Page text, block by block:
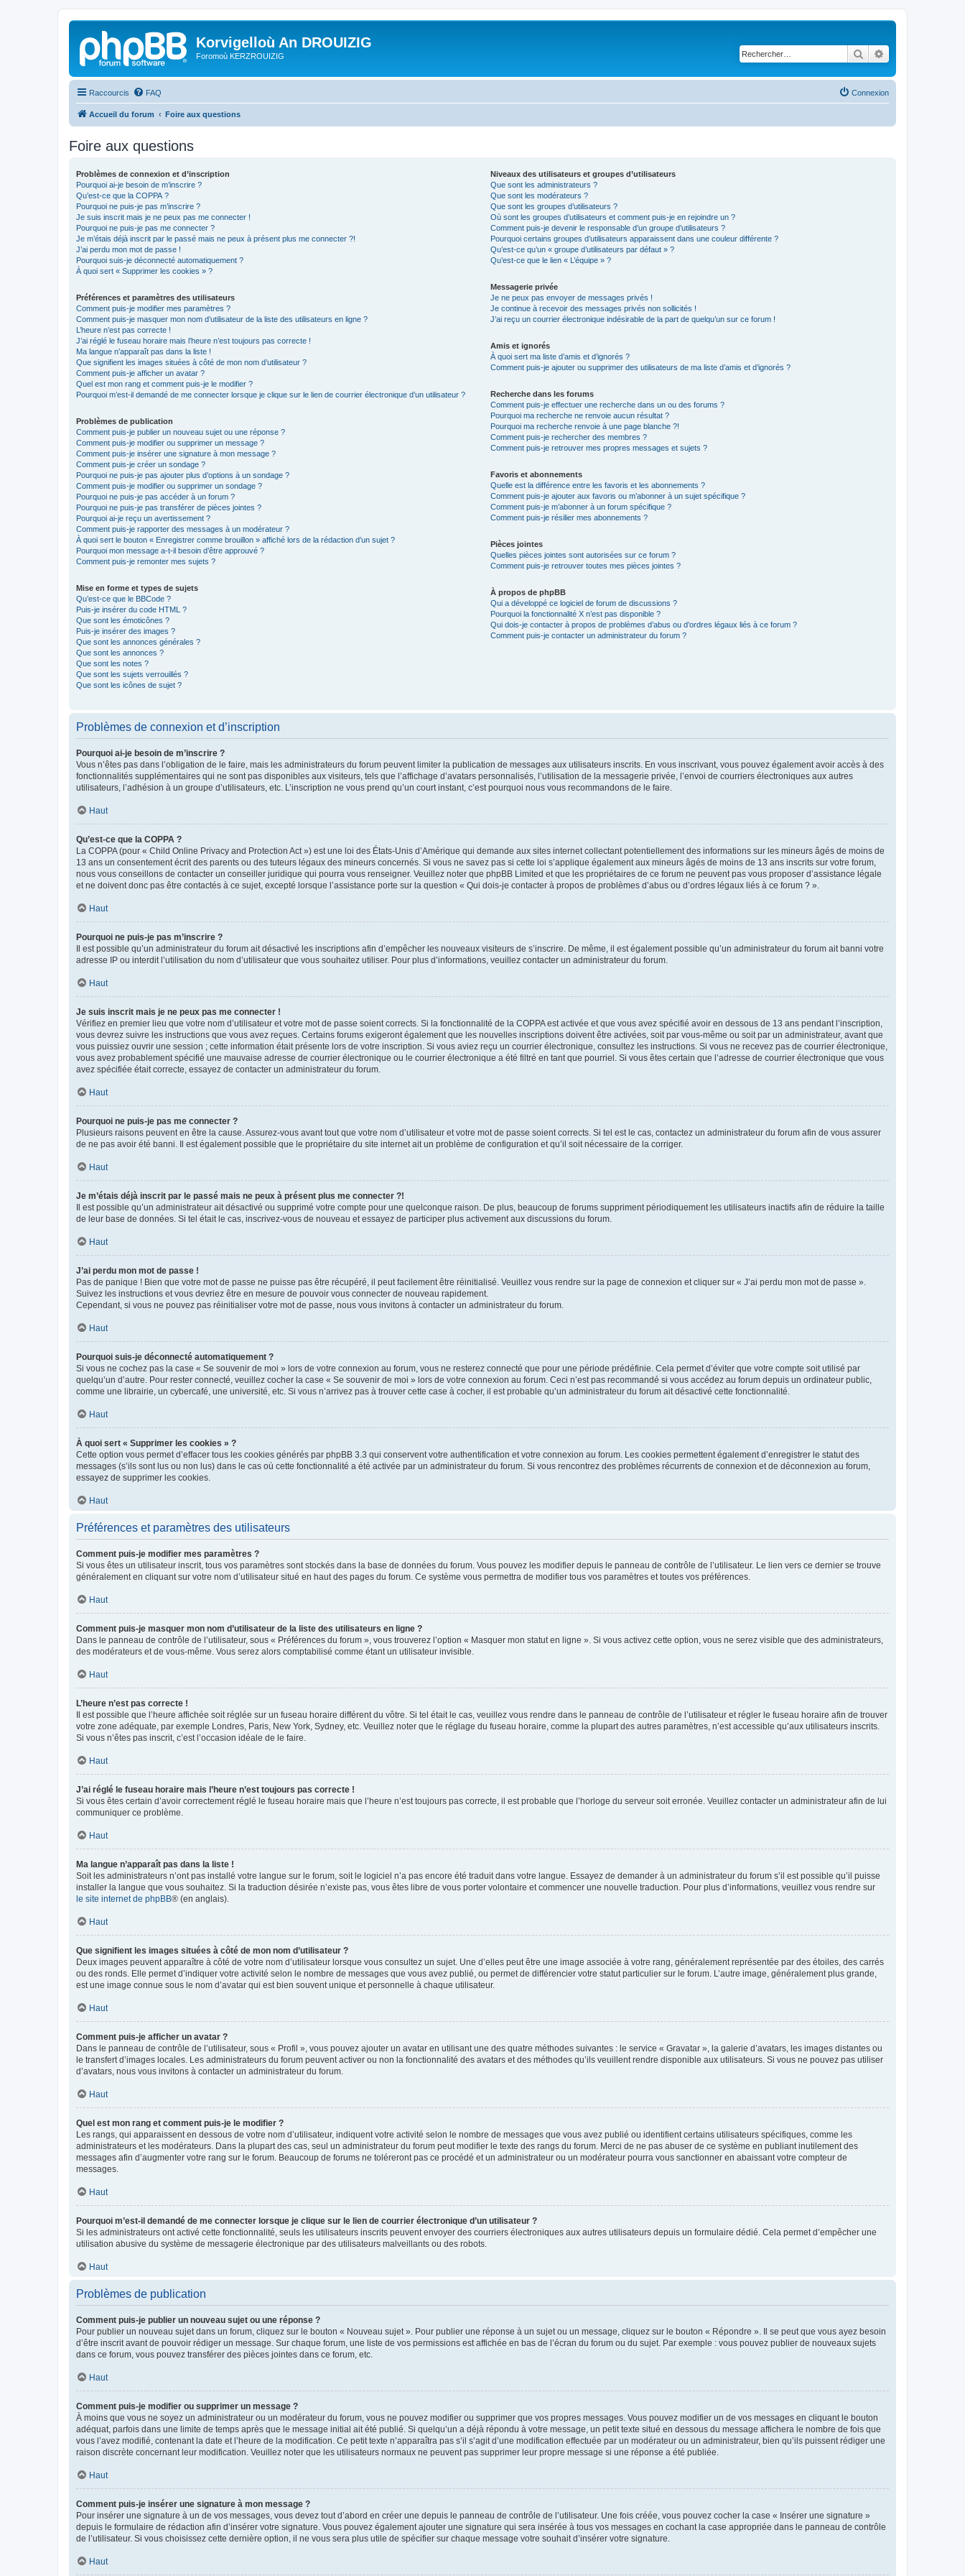
Korvigelloù An DROUIZIG
Foromoù KERZROUIZIG Rechercher
Raccourcis FAQ Connexion
Accueil du forum Foire aux questions
Foire aux questions
Problèmes de connexion et d’inscription
Pourquoi ai-je besoin de m’inscrire ?
Qu’est-ce que la COPPA ?
Pourquoi ne puis-je pas m’inscrire ?
Je suis inscrit mais je ne peux pas me connecter !
Pourquoi ne puis-je pas me connecter ?
Je m’étais déjà inscrit par le passé mais ne peux à présent plus me connecter ?!
J’ai perdu mon mot de passe !
Pourquoi suis-je déconnecté automatiquement ?
À quoi sert « Supprimer les cookies » ?
Préférences et paramètres des utilisateurs
Comment puis-je modifier mes paramètres ?
Comment puis-je masquer mon nom d’utilisateur de la liste des utilisateurs en ligne ?
L’heure n’est pas correcte !
J’ai réglé le fuseau horaire mais l’heure n’est toujours pas correcte !
Ma langue n’apparaît pas dans la liste !
Que signifient les images situées à côté de mon nom d’utilisateur ?
Comment puis-je afficher un avatar ?
Quel est mon rang et comment puis-je le modifier ?
Pourquoi m’est-il demandé de me connecter lorsque je clique sur le lien de courrier électronique d’un utilisateur ?
Problèmes de publication
Comment puis-je publier un nouveau sujet ou une réponse ?
Comment puis-je modifier ou supprimer un message ?
Comment puis-je insérer une signature à mon message ?
Comment puis-je créer un sondage ?
Pourquoi ne puis-je pas ajouter plus d’options à un sondage ?
Comment puis-je modifier ou supprimer un sondage ?
Pourquoi ne puis-je pas accéder à un forum ?
Pourquoi ne puis-je pas transférer de pièces jointes ?
Pourquoi ai-je reçu un avertissement ?
Comment puis-je rapporter des messages à un modérateur ?
À quoi sert le bouton « Enregistrer comme brouillon » affiché lors de la rédaction d’un sujet ?
Pourquoi mon message a-t-il besoin d’être approuvé ?
Comment puis-je remonter mes sujets ?
Mise en forme et types de sujets
Qu’est-ce que le BBCode ?
Puis-je insérer du code HTML ?
Que sont les émoticônes ?
Puis-je insérer des images ?
Que sont les annonces générales ?
Que sont les annonces ?
Que sont les notes ?
Que sont les sujets verrouillés ?
Que sont les icônes de sujet ?
Niveaux des utilisateurs et groupes d’utilisateurs
Que sont les administrateurs ?
Que sont les modérateurs ?
Que sont les groupes d’utilisateurs ?
Où sont les groupes d’utilisateurs et comment puis-je en rejoindre un ?
Comment puis-je devenir le responsable d’un groupe d’utilisateurs ?
Pourquoi certains groupes d’utilisateurs apparaissent dans une couleur différente ?
Qu’est-ce qu’un « groupe d’utilisateurs par défaut » ?
Qu’est-ce que le lien « L’équipe » ?
Messagerie privée
Je ne peux pas envoyer de messages privés !
Je continue à recevoir des messages privés non sollicités !
J’ai reçu un courrier électronique indésirable de la part de quelqu’un sur ce forum !
Amis et ignorés
À quoi sert ma liste d’amis et d’ignorés ?
Comment puis-je ajouter ou supprimer des utilisateurs de ma liste d’amis et d’ignorés ?
Recherche dans les forums
Comment puis-je effectuer une recherche dans un ou des forums ?
Pourquoi ma recherche ne renvoie aucun résultat ?
Pourquoi ma recherche renvoie à une page blanche ?!
Comment puis-je rechercher des membres ?
Comment puis-je retrouver mes propres messages et sujets ?
Favoris et abonnements
Quelle est la différence entre les favoris et les abonnements ?
Comment puis-je ajouter aux favoris ou m’abonner à un sujet spécifique ?
Comment puis-je m’abonner à un forum spécifique ?
Comment puis-je résilier mes abonnements ?
Pièces jointes
Quelles pièces jointes sont autorisées sur ce forum ?
Comment puis-je retrouver toutes mes pièces jointes ?
À propos de phpBB
Qui a développé ce logiciel de forum de discussions ?
Pourquoi la fonctionnalité X n’est pas disponible ?
Qui dois-je contacter à propos de problèmes d’abus ou d’ordres légaux liés à ce forum ?
Comment puis-je contacter un administrateur du forum ?
Problèmes de connexion et d’inscription
Pourquoi ai-je besoin de m’inscrire ?
Vous n’êtes pas dans l’obligation de le faire, mais les administrateurs du forum peuvent limiter la publication de messages aux utilisateurs inscrits. En vous inscrivant, vous pouvez également avoir accès à des
fonctionnalités supplémentaires qui ne sont pas disponibles aux visiteurs, tels que l’affichage d’avatars personnalisés, l’utilisation de la messagerie privée, l’envoi de courriers électroniques aux autres
utilisateurs, l’adhésion à un groupe d’utilisateurs, etc. L’inscription ne vous prend qu’un court instant, c’est pourquoi nous vous recommandons de le faire.
Haut
Qu’est-ce que la COPPA ?
La COPPA (pour « Child Online Privacy and Protection Act ») est une loi des États-Unis d’Amérique qui demande aux sites internet collectant potentiellement des informations sur les mineurs âgés de moins de
13 ans un consentement écrit des parents ou des tuteurs légaux des mineurs concernés. Si vous ne savez pas si cette loi s’applique également aux mineurs âgés de moins de 13 ans inscrits sur votre forum,
nous vous conseillons de contacter un conseiller juridique qui pourra vous renseigner. Veuillez noter que phpBB Limited et que les propriétaires de ce forum ne peuvent pas vous proposer d’assistance légale
et ne doivent donc pas être contactés à ce sujet, excepté lorsque l’assistance porte sur la question « Qui dois-je contacter à propos de problèmes d’abus ou d’ordres légaux liés à ce forum ? ».
Haut
Pourquoi ne puis-je pas m’inscrire ?
Il est possible qu’un administrateur du forum ait désactivé les inscriptions afin d’empêcher les nouveaux visiteurs de s’inscrire. De même, il est également possible qu’un administrateur du forum ait banni votre
adresse IP ou interdit l’utilisation du nom d’utilisateur que vous souhaitez utiliser. Pour plus d’informations, veuillez contacter un administrateur du forum.
Haut
Je suis inscrit mais je ne peux pas me connecter !
Vérifiez en premier lieu que votre nom d’utilisateur et votre mot de passe soient corrects. Si la fonctionnalité de la COPPA est activée et que vous avez spécifié avoir en dessous de 13 ans pendant l’inscription,
vous devrez suivre les instructions que vous avez reçues. Certains forums exigeront également que les nouvelles inscriptions doivent être activées, soit par vous-même ou soit par un administrateur, avant que
vous puissiez ouvrir une session ; cette information était présente lors de votre inscription. Si vous aviez reçu un courrier électronique, consultez les instructions. Si vous ne recevez pas de courrier électronique,
vous avez probablement spécifié une mauvaise adresse de courrier électronique ou le courrier électronique a été filtré en tant que pourriel. Si vous êtes certain que l’adresse de courrier électronique que vous
avez spécifiée était correcte, essayez de contacter un administrateur du forum.
Haut
Pourquoi ne puis-je pas me connecter ?
Plusieurs raisons peuvent en être la cause. Assurez-vous avant tout que votre nom d’utilisateur et votre mot de passe soient corrects. Si tel est le cas, contactez un administrateur du forum afin de vous assurer
de ne pas avoir été banni. Il est également possible que le propriétaire du site internet ait un problème de configuration et qu’il soit nécessaire de la corriger.
Haut
Je m’étais déjà inscrit par le passé mais ne peux à présent plus me connecter ?!
Il est possible qu’un administrateur ait désactivé ou supprimé votre compte pour une quelconque raison. De plus, beaucoup de forums suppriment périodiquement les utilisateurs inactifs afin de réduire la taille
de leur base de données. Si tel était le cas, inscrivez-vous de nouveau et essayez de participer plus activement aux discussions du forum.
Haut
J’ai perdu mon mot de passe !
Pas de panique ! Bien que votre mot de passe ne puisse pas être récupéré, il peut facilement être réinitialisé. Veuillez vous rendre sur la page de connexion et cliquer sur « J’ai perdu mon mot de passe ».
Suivez les instructions et vous devriez être en mesure de pouvoir vous connecter de nouveau rapidement.
Cependant, si vous ne pouvez pas réinitialiser votre mot de passe, nous vous invitons à contacter un administrateur du forum.
Haut
Pourquoi suis-je déconnecté automatiquement ?
Si vous ne cochez pas la case « Se souvenir de moi » lors de votre connexion au forum, vous ne resterez connecté que pour une période prédéfinie. Cela permet d’éviter que votre compte soit utilisé par
quelqu’un d’autre. Pour rester connecté, veuillez cocher la case « Se souvenir de moi » lors de votre connexion au forum. Ceci n’est pas recommandé si vous accédez au forum depuis un ordinateur public,
comme une librairie, un cybercafé, une université, etc. Si vous n’arrivez pas à trouver cette case à cocher, il est probable qu’un administrateur du forum ait désactivé cette fonctionnalité.
Haut
À quoi sert « Supprimer les cookies » ?
Cette option vous permet d’effacer tous les cookies générés par phpBB 3.3 qui conservent votre authentification et votre connexion au forum. Les cookies permettent également d’enregistrer le statut des
messages (s’ils sont lus ou non lus) dans le cas où cette fonctionnalité a été activée par un administrateur du forum. Si vous rencontrez des problèmes récurrents de connexion et de déconnexion au forum,
essayez de supprimer les cookies.
Haut
Préférences et paramètres des utilisateurs
Comment puis-je modifier mes paramètres ?
Si vous êtes un utilisateur inscrit, tous vos paramètres sont stockés dans la base de données du forum. Vous pouvez les modifier depuis le panneau de contrôle de l’utilisateur. Le lien vers ce dernier se trouve
généralement en cliquant sur votre nom d’utilisateur situé en haut des pages du forum. Ce système vous permettra de modifier tous vos paramètres et toutes vos préférences.
Haut
Comment puis-je masquer mon nom d’utilisateur de la liste des utilisateurs en ligne ?
Dans le panneau de contrôle de l’utilisateur, sous « Préférences du forum », vous trouverez l’option « Masquer mon statut en ligne ». Si vous activez cette option, vous ne serez visible que des administrateurs,
des modérateurs et de vous-même. Vous serez alors comptabilisé comme étant un utilisateur invisible.
Haut
L’heure n’est pas correcte !
Il est possible que l’heure affichée soit réglée sur un fuseau horaire différent du vôtre. Si tel était le cas, veuillez vous rendre dans le panneau de contrôle de l’utilisateur et régler le fuseau horaire afin de trouver
votre zone adéquate, par exemple Londres, Paris, New York, Sydney, etc. Veuillez noter que le réglage du fuseau horaire, comme la plupart des autres paramètres, n’est accessible qu’aux utilisateurs inscrits.
Si vous n’êtes pas inscrit, c’est l’occasion idéale de le faire.
Haut
J’ai réglé le fuseau horaire mais l’heure n’est toujours pas correcte !
Si vous êtes certain d’avoir correctement réglé le fuseau horaire mais que l’heure n’est toujours pas correcte, il est probable que l’horloge du serveur soit erronée. Veuillez contacter un administrateur afin de lui
communiquer ce problème.
Haut
Ma langue n’apparaît pas dans la liste !
Soit les administrateurs n’ont pas installé votre langue sur le forum, soit le logiciel n’a pas encore été traduit dans votre langue. Essayez de demander à un administrateur du forum s’il est possible qu’il puisse
installer la langue que vous souhaitez. Si la traduction désirée n’existe pas, vous êtes libre de vous porter volontaire et commencer une nouvelle traduction. Pour plus d’informations, veuillez vous rendre sur
le site internet de phpBB® (en anglais).
Haut
Que signifient les images situées à côté de mon nom d’utilisateur ?
Deux images peuvent apparaître à côté de votre nom d’utilisateur lorsque vous consultez un sujet. Une d’elles peut être une image associée à votre rang, généralement représentée par des étoiles, des carrés
ou des ronds. Elle permet d’indiquer votre activité selon le nombre de messages que vous avez publié, ou permet de différencier votre statut particulier sur le forum. L’autre image, généralement plus grande,
est une image connue sous le nom d’avatar qui est bien souvent unique et personnelle à chaque utilisateur.
Haut
Comment puis-je afficher un avatar ?
Dans le panneau de contrôle de l’utilisateur, sous « Profil », vous pouvez ajouter un avatar en utilisant une des quatre méthodes suivantes : le service « Gravatar », la galerie d’avatars, les images distantes ou
le transfert d’images locales. Les administrateurs du forum peuvent activer ou non la fonctionnalité des avatars et des méthodes qu’ils veuillent rendre disponible aux utilisateurs. Si vous ne pouvez pas utiliser
d’avatars, nous vous invitons à contacter un administrateur du forum.
Haut
Quel est mon rang et comment puis-je le modifier ?
Les rangs, qui apparaissent en dessous de votre nom d’utilisateur, indiquent votre activité selon le nombre de messages que vous avez publié ou identifient certains utilisateurs spécifiques, comme les
administrateurs et les modérateurs. Dans la plupart des cas, seul un administrateur du forum peut modifier le texte des rangs du forum. Merci de ne pas abuser de ce système en publiant inutilement des
messages afin d’augmenter votre rang sur le forum. Beaucoup de forums ne toléreront pas ce procédé et un administrateur ou un modérateur pourra vous sanctionner en abaissant votre compteur de
messages.
Haut
Pourquoi m’est-il demandé de me connecter lorsque je clique sur le lien de courrier électronique d’un utilisateur ?
Si les administrateurs ont activé cette fonctionnalité, seuls les utilisateurs inscrits peuvent envoyer des courriers électroniques aux autres utilisateurs depuis un formulaire dédié. Cela permet d’empêcher une
utilisation abusive du système de messagerie électronique par des utilisateurs malveillants ou des robots.
Haut
Problèmes de publication
Comment puis-je publier un nouveau sujet ou une réponse ?
Pour publier un nouveau sujet dans un forum, cliquez sur le bouton « Nouveau sujet ». Pour publier une réponse à un sujet ou un message, cliquez sur le bouton « Répondre ». Il se peut que vous ayez besoin
d’être inscrit avant de pouvoir rédiger un message. Sur chaque forum, une liste de vos permissions est affichée en bas de l’écran du forum ou du sujet. Par exemple : vous pouvez publier de nouveaux sujets
dans ce forum, vous pouvez transférer des pièces jointes dans ce forum, etc.
Haut
Comment puis-je modifier ou supprimer un message ?
À moins que vous ne soyez un administrateur ou un modérateur du forum, vous ne pouvez modifier ou supprimer que vos propres messages. Vous pouvez modifier un de vos messages en cliquant le bouton
adéquat, parfois dans une limite de temps après que le message initial ait été publié. Si quelqu’un a déjà répondu à votre message, un petit texte situé en dessous du message affichera le nombre de fois que
vous l’avez modifié, contenant la date et l’heure de la modification. Ce petit texte n’apparaîtra pas s’il s’agit d’une modification effectuée par un modérateur ou un administrateur, bien qu’ils puissent rédiger une
raison discrète concernant leur modification. Veuillez noter que les utilisateurs normaux ne peuvent pas supprimer leur propre message si une réponse a été publiée.
Haut
Comment puis-je insérer une signature à mon message ?
Pour insérer une signature à un de vos messages, vous devez tout d’abord en créer une depuis le panneau de contrôle de l’utilisateur. Une fois créée, vous pouvez cocher la case « Insérer une signature »
depuis le formulaire de rédaction afin d’insérer votre signature. Vous pouvez également ajouter une signature qui sera insérée à tous vos messages en cochant la case appropriée dans le panneau de contrôle
de l’utilisateur. Si vous choisissez cette dernière option, il ne vous sera plus utile de spécifier sur chaque message votre souhait d’insérer votre signature.
Haut